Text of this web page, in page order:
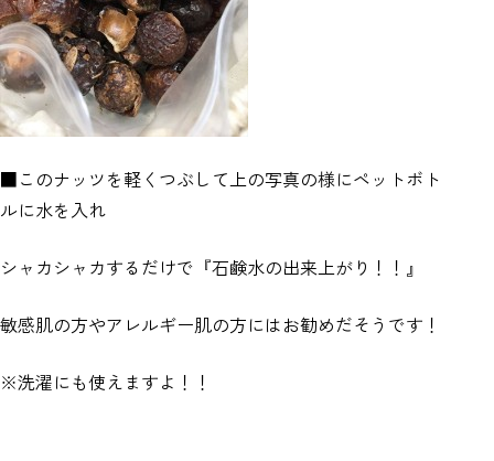
■このナッツを軽くつぶして上の写真の様にペットボト
ルに水を入れ
シャカシャカするだけで『石鹸水の出来上がり！！』
敏感肌の方やアレルギー肌の方にはお勧めだそうです！
※洗濯にも使えますよ！！